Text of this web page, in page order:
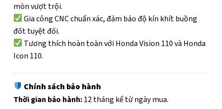
mòn vượt trội.
Gia công CNC chuẩn xác, đảm bảo độ kín khít buồng
đốt tuyệt đối.
Tương thích hoàn toàn với Honda Vision 110 và Honda
Icon 110.
Chính sách bảo hành
Thời gian bảo hành:12 tháng kể từ ngày mua.